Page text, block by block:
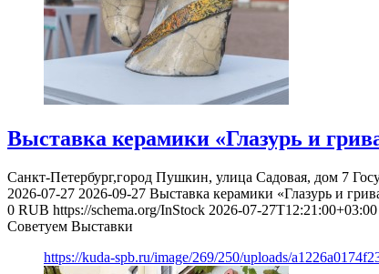
Выставка керамики «Глазурь и
Санкт-Петербург,город Пушкин, улица Садовая, дом 7
2026-07-27 2026-09-27 Выставка керамики «Глазурь и
0 RUB https://schema.org/InStock 2026-07-27T12:21:00+03:00
Советуем Выставки
https://kuda-spb.ru/image/269/250/uploads/